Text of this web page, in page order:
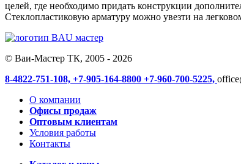
целей, где необходимо придать конструкции
Стеклопластиковую арматуру можно увезти на
© Ваи-Мастер ТК, 2005 - 2026
8-4822-751-108, +7-905-164-8800 +7-960-700-5225,
О компании
Офисы продаж
Оптовым клиентам
Условия работы
Контакты